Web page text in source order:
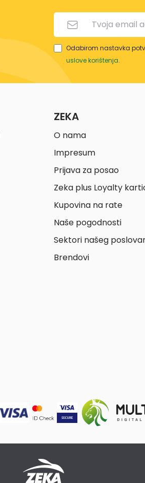
Odabirom nastavka
uslove korištenja.
ZEKA
O nama
Impresum
Prijava za posao
Zeka plus Loyalty
Kupovina na rate
Naše pogodnosti
Sektori našeg
Brendovi